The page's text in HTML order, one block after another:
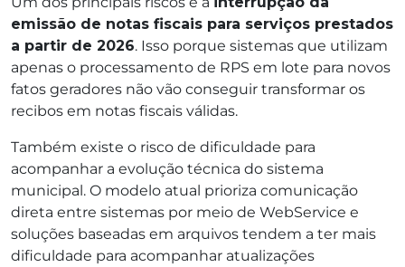
emissão de notas fiscais para serviços prestados
a partir de 2026. Isso porque sistemas que utilizam
apenas o processamento de RPS em lote para novos
fatos geradores não vão conseguir transformar os
recibos em notas fiscais válidas.
Também existe o risco de dificuldade para
acompanhar a evolução técnica do sistema
municipal. O modelo atual prioriza comunicação
direta entre sistemas por meio de WebService e
soluções baseadas em arquivos tendem a ter mais
dificuldade para acompanhar atualizações